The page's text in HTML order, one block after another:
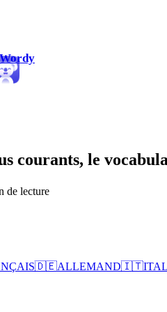
Wordy
courants, le
de lecture
🇩🇪ALLEMAND🇮🇹